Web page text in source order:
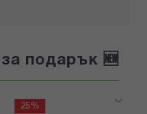
подарък 🆕
25%